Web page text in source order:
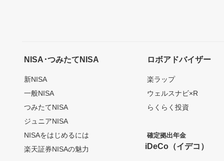
NISA･つみたてNISA
新NISA
一般NISA
つみたてNISA
ジュニアNISA
NISAをはじめるには
楽天証券NISAの魅力
ロボアドバイザー
楽ラップ
ウェルスナビ×R
らくらく投資
確定拠出年金
iDeCo（イデコ）